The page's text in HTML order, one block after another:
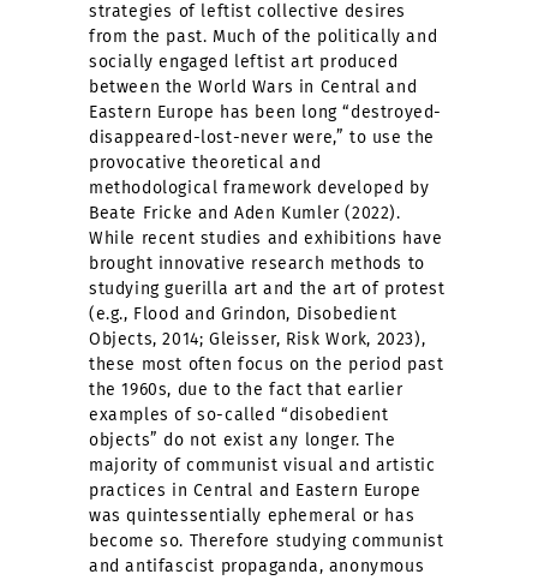
strategies of leftist collective desires
from the past. Much of the politically and
socially engaged leftist art produced
between the World Wars in Central and
Eastern Europe has been long “destroyed-
disappeared-lost-never were,” to use the
provocative theoretical and
methodological framework developed by
Beate Fricke and Aden Kumler (2022).
While recent studies and exhibitions have
brought innovative research methods to
studying guerilla art and the art of protest
(e.g., Flood and Grindon, Disobedient
Objects, 2014; Gleisser, Risk Work, 2023),
these most often focus on the period past
the 1960s, due to the fact that earlier
examples of so-called “disobedient
objects” do not exist any longer. The
majority of communist visual and artistic
practices in Central and Eastern Europe
was quintessentially ephemeral or has
become so. Therefore studying communist
and antifascist propaganda, anonymous